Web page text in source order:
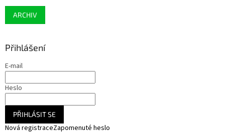
ARCHIV
Přihlášení
E-mail
Heslo
PŘIHLÁSIT SE
Nová registraceZapomenuté heslo